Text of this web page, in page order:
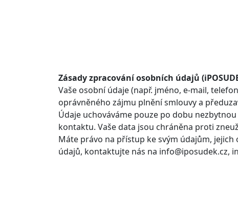
Zásady zpracování osobních údajů
Vaše osobní údaje (např. jméno, e-mail,
oprávněného zájmu plnění smlouvy a
Údaje uchováváme pouze po dobu
kontaktu. Vaše data jsou chráněna proti
Máte právo na přístup ke svým údajům,
údajů, kontaktujte nás na info@iposudek.cz,